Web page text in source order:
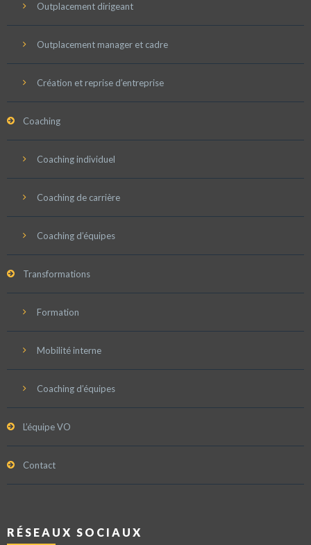
Outplacement dirigeant
Outplacement manager et cadre
Création et reprise d’entreprise
Coaching
Coaching individuel
Coaching de carrière
Coaching d’équipes
Transformations
Formation
Mobilité interne
Coaching d’équipes
L’équipe VO
Contact
RÉSEAUX SOCIAUX